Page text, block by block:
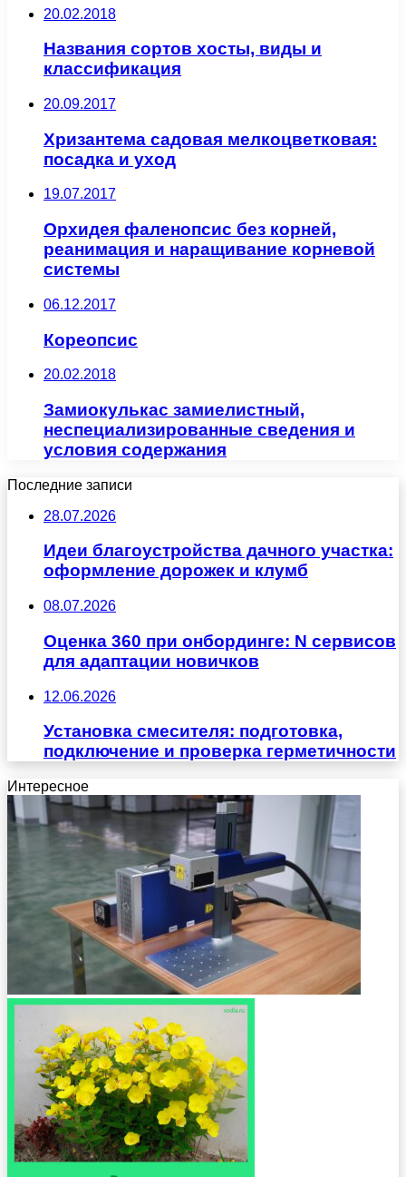
20.02.2018
Названия сортов хосты, виды и
классификация
20.09.2017
Хризантема садовая мелкоцветковая:
посадка и уход
19.07.2017
Орхидея фаленопсис без корней,
реанимация и наращивание корневой
системы
06.12.2017
Кореопсис
20.02.2018
Замиокулькас замиелистный,
неспециализированные сведения и
условия содержания
Последние записи
28.07.2026
Идеи благоустройства дачного участка:
оформление дорожек и клумб
08.07.2026
Оценка 360 при онбординге: N сервисов
для адаптации новичков
12.06.2026
Установка смесителя: подготовка,
подключение и проверка герметичности
Интересное